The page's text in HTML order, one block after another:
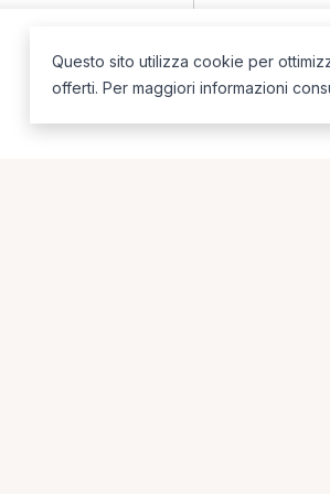
Questo sito utilizza cookie per
offerti. Per maggiori informazioni